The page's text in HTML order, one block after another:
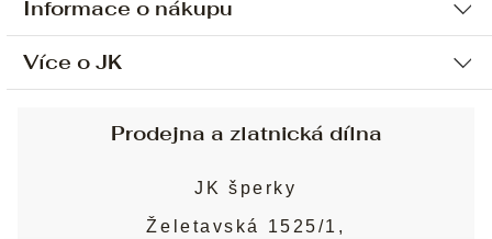
Informace o nákupu
Ochrana osobních údajů
Sjednání osobní schůzky
Obchodní podmínky
Puncovní značky
Více o JK
Prodejna a zlatnická dílna
JK šperky
Želetavská 1525/1,